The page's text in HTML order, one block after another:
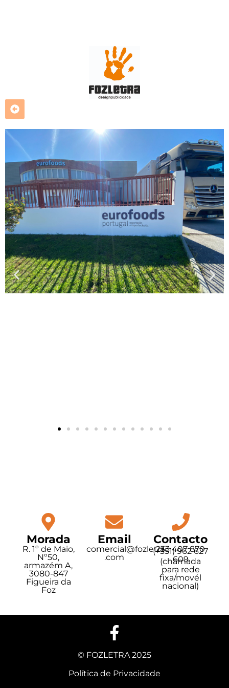
Morada
R. 1º de Maio,
Nº50,
armazém A,
3080-847
Figueira da
Foz
Email
comercial@fozletra
.com
Contacto
233 407 870
(+351) 962 627
609
(chamada
para rede
fixa/movél
nacional)
© FOZLETRA 2025
Política de Privacidade